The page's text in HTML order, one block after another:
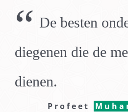
“ De besten
diegenen die de
dienen.
Profeet